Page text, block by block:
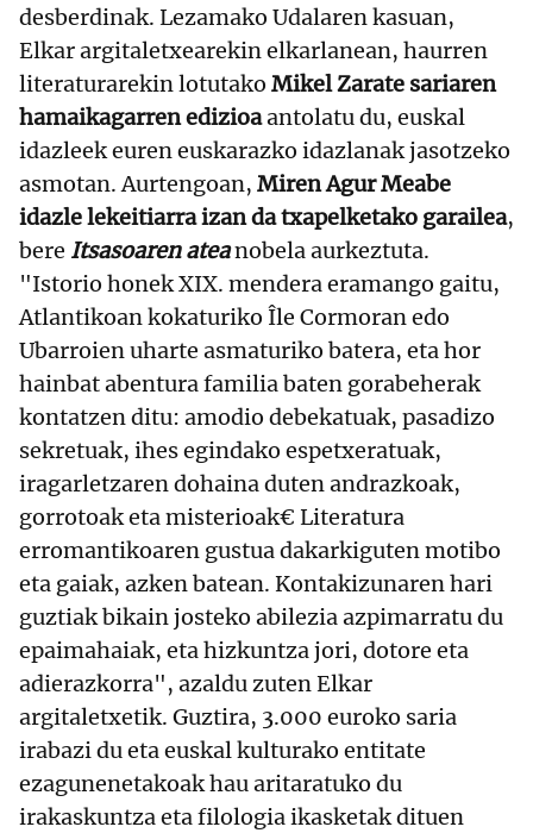
desberdinak. Lezamako Udalaren kasuan,
Elkar argitaletxearekin elkarlanean, haurren
literaturarekin lotutako Mikel Zarate sariaren
hamaikagarren edizioaantolatu du, euskal
idazleek euren euskarazko idazlanak jasotzeko
asmotan. Aurtengoan, Miren Agur Meabe
idazle lekeitiarra izan da txapelketako garailea,
bere Itsasoaren ateanobela aurkeztuta.
"Istorio honek XIX. mendera eramango gaitu,
Atlantikoan kokaturiko Île Cormoran edo
Ubarroien uharte asmaturiko batera, eta hor
hainbat abentura familia baten gorabeherak
kontatzen ditu: amodio debekatuak, pasadizo
sekretuak, ihes egindako espetxeratuak,
iragarletzaren dohaina duten andrazkoak,
gorrotoak eta misterioak€ Literatura
erromantikoaren gustua dakarkiguten motibo
eta gaiak, azken batean. Kontakizunaren hari
guztiak bikain josteko abilezia azpimarratu du
epaimahaiak, eta hizkuntza jori, dotore eta
adierazkorra", azaldu zuten Elkar
argitaletxetik. Guztira, 3.000 euroko saria
irabazi du eta euskal kulturako entitate
ezagunenetakoak hau aritaratuko du
irakaskuntza eta filologia ikasketak dituen